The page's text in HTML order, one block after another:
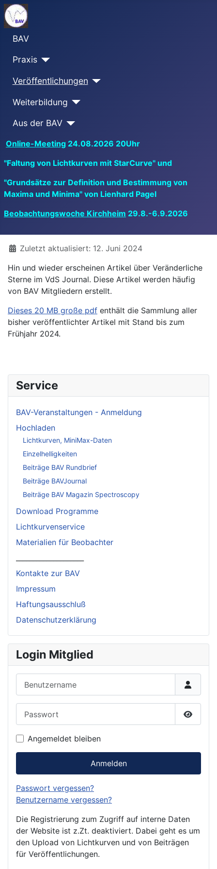
BAV
Praxis
Veröffentlichungen
Weiterbildung
Aus der BAV
Online-Meeting 24.08.2026 20Uhr
"Faltung von Lichtkurven mit StarCurve" und
"Grundsätze zur Definition und Bestimmung von
Maxima und Minima" von Lienhard Pagel
Beobachtungswoche Kirchheim 29.8.-6.9.2026
DetailsZuletzt aktualisiert: 12. Juni 2024
Hin und wieder erscheinen Artikel über Veränderliche
Sterne im VdS Journal. Diese Artikel werden häufig
von BAV Mitgliedern erstellt.
Dieses 20 MB große pdf enthält die Sammlung aller
bisher veröffentlichter Artikel mit Stand bis zum
Frühjahr 2024.
Service
BAV-Veranstaltungen - Anmeldung
Hochladen
Lichtkurven, MiniMax-Daten
Einzelhelligkeiten
Beiträge BAV Rundbrief
Beiträge BAVJournal
Beiträge BAV Magazin Spectroscopy
Download Programme
Lichtkurvenservice
Materialien für Beobachter
Kontakte zur BAV
Impressum
Haftungsausschluß
Datenschutzerklärung
Login Mitglied
Angemeldet bleiben
Anmelden
Passwort vergessen?
Benutzername vergessen?
Die Registrierung zum Zugriff auf interne Daten
der Website ist z.Zt. deaktiviert. Dabei geht es um
den Upload von Lichtkurven und von Beiträgen
für Veröffentlichungen.